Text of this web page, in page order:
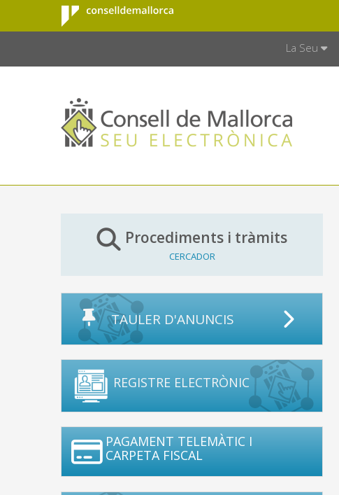
Salta al contingut principal
Consell de
Mallorca
La Seu
Procediments i tràmits
CERCADOR
TAULER D'ANUNCIS
REGISTRE ELECTRÒNIC
PAGAMENT TELEMÀTIC I
CARPETA FISCAL